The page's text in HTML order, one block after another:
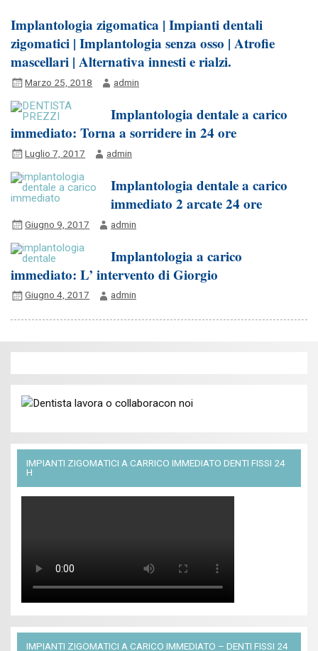
Implantologia zigomatica | Impianti dentali
zigomatici | Implantologia senza osso | Atrofie
mascellari | Alternativa innesti e rialzi.
Marzo 25, 2018 admin
Implantologia dentale a carico
immediato: Torna a sorridere in 24 ore
Luglio 7, 2017 admin
Implantologia dentale a carico
immediato 2 arcate 24 ore
Giugno 9, 2017 admin
Implantologia a carico
immediato: L’ intervento di Giorgio
Giugno 4, 2017 admin
IMPIANTI ZIGOMATICI A CARRICO IMMEDIATO DENTI FISSI 24
H
IMPIANTI ZIGOMATICI A CARICO IMMEDIATO – DENTI FISSI 24